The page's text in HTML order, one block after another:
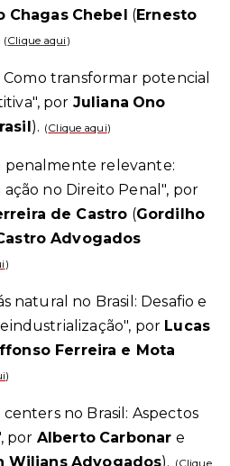
Chagas Chebel (Ernesto
(Clique aqui )
transformar potencial
por Juliana Ono
). (Clique aqui)
relevante:
no Direito Penal", por
de Castro (Gordilho
Advogados
)
natural no Brasil: Desafio e
por Lucas
Ferreira e Mota
)
no Brasil: Aspectos
por Alberto Carbonar e
Wilians Advogados). (Clique